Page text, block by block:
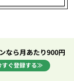
なら月あたり900円
すぐ登録する≫